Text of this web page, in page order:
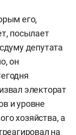
его,
посылает
депутата
он
электорат
и уровне
хозяйства, а
на